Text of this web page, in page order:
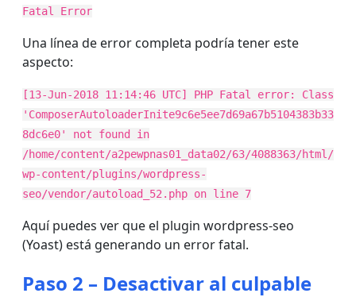
Fatal Error
Una línea de error completa podría tener este
aspecto:
[13-Jun-2018 11:14:46 UTC] PHP Fatal error: Class
'ComposerAutoloaderInite9c6e5ee7d69a67b5104383b33
8dc6e0' not found in
/home/content/a2pewpnas01_data02/63/4088363/html/
wp-content/plugins/wordpress-
seo/vendor/autoload_52.php on line 7
Aquí puedes ver que el plugin wordpress-seo
(Yoast) está generando un error fatal.
Paso 2 – Desactivar al culpable